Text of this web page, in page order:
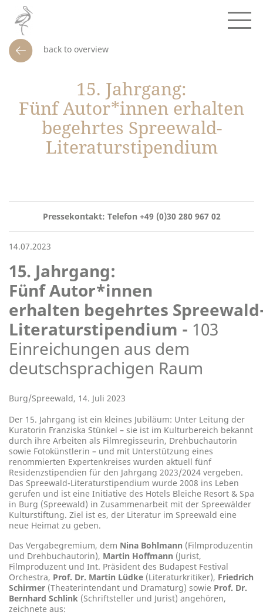
back to overview
15. Jahrgang:
Fünf Autor*innen erhalten
begehrtes Spreewald-
Literaturstipendium
Pressekontakt: Telefon +49 (0)30 280 967 02
14.07.2023
15. Jahrgang:
Fünf Autor*innen
erhalten begehrtes
Literaturstipendium - 103
Einreichungen aus dem
deutschsprachigen Raum
Burg/Spreewald, 14. Juli 2023
Der 15. Jahrgang ist ein kleines Jubiläum: Unter Leitung der
Kuratorin Franziska Stünkel – sie ist im Kulturbereich bekannt
durch ihre Arbeiten als Filmregisseurin, Drehbuchautorin
sowie Fotokünstlerin – und mit Unterstützung eines
renommierten Expertenkreises wurden aktuell fünf
Residenzstipendien für den Jahrgang 2023/2024 vergeben.
Das Spreewald-Literaturstipendium wurde 2008 ins Leben
gerufen und ist eine Initiative des Hotels Bleiche Resort & Spa
in Burg (Spreewald) in Zusammenarbeit mit der Spreewälder
Kulturstiftung. Ziel ist es, der Literatur im Spreewald eine
neue Heimat zu geben.
Das Vergabegremium, dem Nina Bohlmann (Filmproduzentin
und Drehbuchautorin), Martin Hoffmann (Jurist,
Filmproduzent und Int. Präsident des Budapest Festival
Orchestra, Prof. Dr. Martin Lüdke (Literaturkritiker), Friedrich
Schirmer (Theaterintendant und Dramaturg) sowie Prof. Dr.
Bernhard Schlink (Schriftsteller und Jurist) angehören,
zeichnete aus: